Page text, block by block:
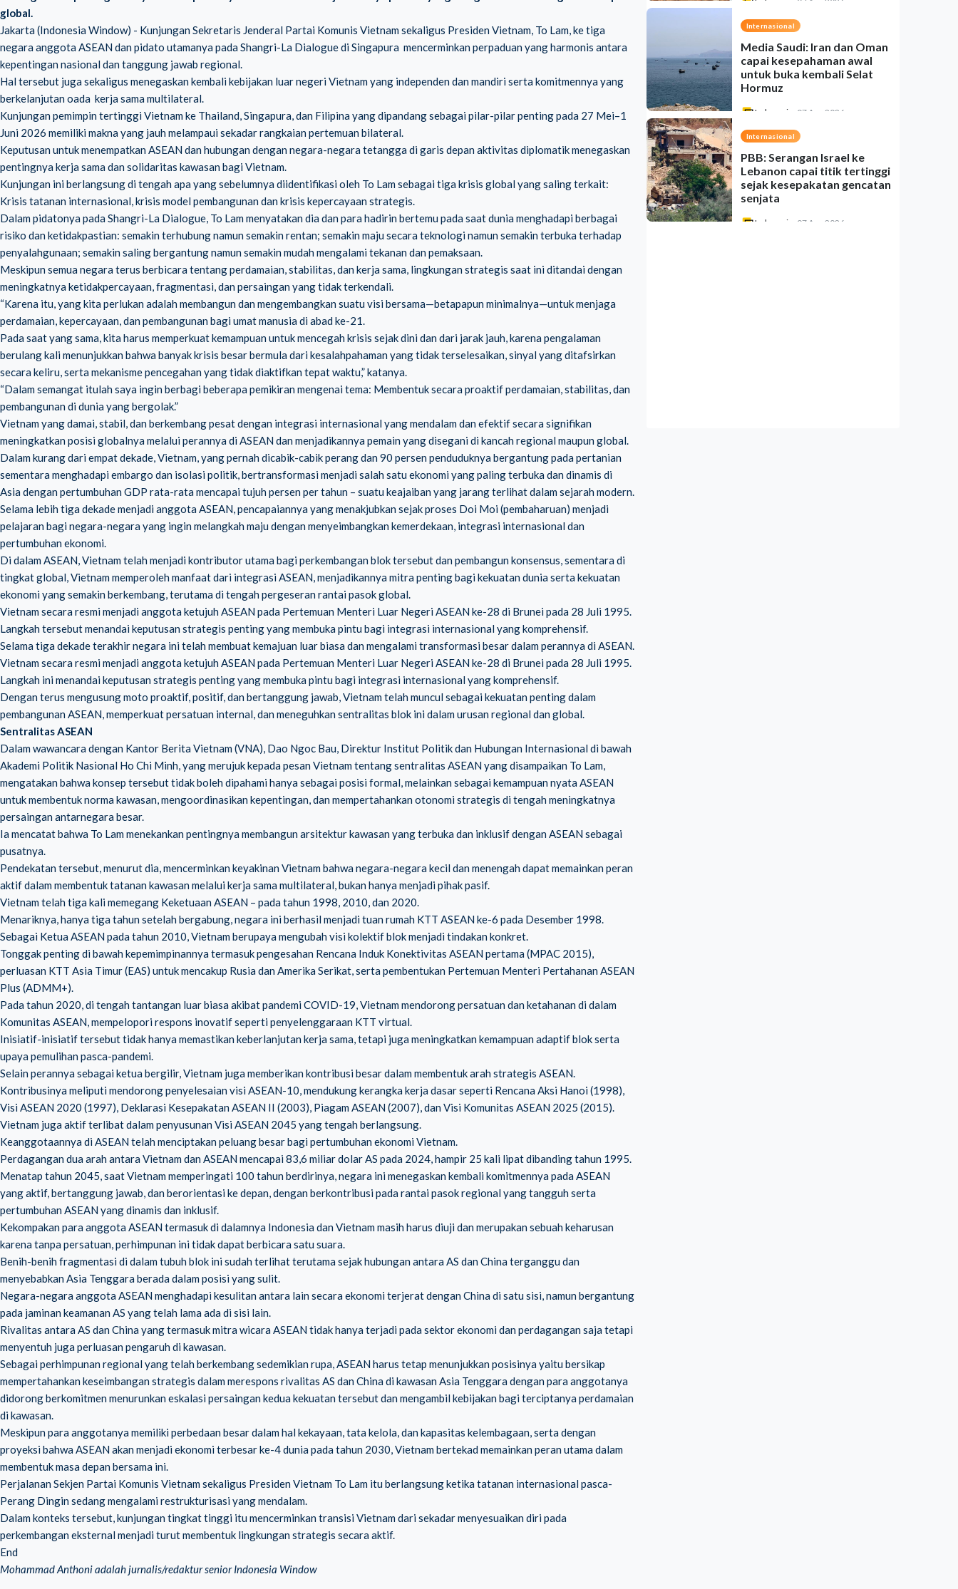
global.
Jakarta (Indonesia Window) - Kunjungan Sekretaris Jenderal Partai Komunis Vietnam sekaligus Presiden Vietnam, To Lam, ke tiga
negara anggota ASEAN dan pidato utamanya pada Shangri-La Dialogue di Singapura mencerminkan perpaduan yang harmonis antara
kepentingan nasional dan tanggung jawab regional.
Hal tersebut juga sekaligus menegaskan kembali kebijakan luar negeri Vietnam yang independen dan mandiri serta komitmennya yang
berkelanjutan oada kerja sama multilateral.
Kunjungan pemimpin tertinggi Vietnam ke Thailand, Singapura, dan Filipina yang dipandang sebagai pilar-pilar penting pada 27 Mei–1
Juni 2026 memiliki makna yang jauh melampaui sekadar rangkaian pertemuan bilateral.
Keputusan untuk menempatkan ASEAN dan hubungan dengan negara-negara tetangga di garis depan aktivitas diplomatik menegaskan
pentingnya kerja sama dan solidaritas kawasan bagi Vietnam.
Kunjungan ini berlangsung di tengah apa yang sebelumnya diidentifikasi oleh To Lam sebagai tiga krisis global yang saling terkait:
Krisis tatanan internasional, krisis model pembangunan dan krisis kepercayaan strategis.
Dalam pidatonya pada Shangri-La Dialogue, To Lam menyatakan dia dan para hadirin bertemu pada saat dunia menghadapi berbagai
risiko dan ketidakpastian: semakin terhubung namun semakin rentan; semakin maju secara teknologi namun semakin terbuka terhadap
penyalahgunaan; semakin saling bergantung namun semakin mudah mengalami tekanan dan pemaksaan.
Meskipun semua negara terus berbicara tentang perdamaian, stabilitas, dan kerja sama, lingkungan strategis saat ini ditandai dengan
meningkatnya ketidakpercayaan, fragmentasi, dan persaingan yang tidak terkendali.
“Karena itu, yang kita perlukan adalah membangun dan mengembangkan suatu visi bersama—betapapun minimalnya—untuk menjaga
perdamaian, kepercayaan, dan pembangunan bagi umat manusia di abad ke-21.
Pada saat yang sama, kita harus memperkuat kemampuan untuk mencegah krisis sejak dini dan dari jarak jauh, karena pengalaman
berulang kali menunjukkan bahwa banyak krisis besar bermula dari kesalahpahaman yang tidak terselesaikan, sinyal yang ditafsirkan
secara keliru, serta mekanisme pencegahan yang tidak diaktifkan tepat waktu,” katanya.
“Dalam semangat itulah saya ingin berbagi beberapa pemikiran mengenai tema: Membentuk secara proaktif perdamaian, stabilitas, dan
pembangunan di dunia yang bergolak.”
Vietnam yang damai, stabil, dan berkembang pesat dengan integrasi internasional yang mendalam dan efektif secara signifikan
meningkatkan posisi globalnya melalui perannya di ASEAN dan menjadikannya pemain yang disegani di kancah regional maupun global.
Dalam kurang dari empat dekade, Vietnam, yang pernah dicabik-cabik perang dan 90 persen penduduknya bergantung pada pertanian
sementara menghadapi embargo dan isolasi politik, bertransformasi menjadi salah satu ekonomi yang paling terbuka dan dinamis di
Asia dengan pertumbuhan GDP rata-rata mencapai tujuh persen per tahun – suatu keajaiban yang jarang terlihat dalam sejarah modern.
Selama lebih tiga dekade menjadi anggota ASEAN, pencapaiannya yang menakjubkan sejak proses Doi Moi (pembaharuan) menjadi
pelajaran bagi negara-negara yang ingin melangkah maju dengan menyeimbangkan kemerdekaan, integrasi internasional dan
pertumbuhan ekonomi.
Di dalam ASEAN, Vietnam telah menjadi kontributor utama bagi perkembangan blok tersebut dan pembangun konsensus, sementara di
tingkat global, Vietnam memperoleh manfaat dari integrasi ASEAN, menjadikannya mitra penting bagi kekuatan dunia serta kekuatan
ekonomi yang semakin berkembang, terutama di tengah pergeseran rantai pasok global.
Vietnam secara resmi menjadi anggota ketujuh ASEAN pada Pertemuan Menteri Luar Negeri ASEAN ke-28 di Brunei pada 28 Juli 1995.
Langkah tersebut menandai keputusan strategis penting yang membuka pintu bagi integrasi internasional yang komprehensif.
Selama tiga dekade terakhir negara ini telah membuat kemajuan luar biasa dan mengalami transformasi besar dalam perannya di ASEAN.
Vietnam secara resmi menjadi anggota ketujuh ASEAN pada Pertemuan Menteri Luar Negeri ASEAN ke-28 di Brunei pada 28 Juli 1995.
Langkah ini menandai keputusan strategis penting yang membuka pintu bagi integrasi internasional yang komprehensif.
Dengan terus mengusung moto proaktif, positif, dan bertanggung jawab, Vietnam telah muncul sebagai kekuatan penting dalam
pembangunan ASEAN, memperkuat persatuan internal, dan meneguhkan sentralitas blok ini dalam urusan regional dan global.
Sentralitas ASEAN
Dalam wawancara dengan Kantor Berita Vietnam (VNA), Dao Ngoc Bau, Direktur Institut Politik dan Hubungan Internasional di bawah
Akademi Politik Nasional Ho Chi Minh, yang merujuk kepada pesan Vietnam tentang sentralitas ASEAN yang disampaikan To Lam,
mengatakan bahwa konsep tersebut tidak boleh dipahami hanya sebagai posisi formal, melainkan sebagai kemampuan nyata ASEAN
untuk membentuk norma kawasan, mengoordinasikan kepentingan, dan mempertahankan otonomi strategis di tengah meningkatnya
persaingan antarnegara besar.
Ia mencatat bahwa To Lam menekankan pentingnya membangun arsitektur kawasan yang terbuka dan inklusif dengan ASEAN sebagai
pusatnya.
Pendekatan tersebut, menurut dia, mencerminkan keyakinan Vietnam bahwa negara-negara kecil dan menengah dapat memainkan peran
aktif dalam membentuk tatanan kawasan melalui kerja sama multilateral, bukan hanya menjadi pihak pasif.
Vietnam telah tiga kali memegang Keketuaan ASEAN – pada tahun 1998, 2010, dan 2020.
Menariknya, hanya tiga tahun setelah bergabung, negara ini berhasil menjadi tuan rumah KTT ASEAN ke-6 pada Desember 1998.
Sebagai Ketua ASEAN pada tahun 2010, Vietnam berupaya mengubah visi kolektif blok menjadi tindakan konkret.
Tonggak penting di bawah kepemimpinannya termasuk pengesahan Rencana Induk Konektivitas ASEAN pertama (MPAC 2015),
perluasan KTT Asia Timur (EAS) untuk mencakup Rusia dan Amerika Serikat, serta pembentukan Pertemuan Menteri Pertahanan ASEAN
Plus (ADMM+).
Pada tahun 2020, di tengah tantangan luar biasa akibat pandemi COVID-19, Vietnam mendorong persatuan dan ketahanan di dalam
Komunitas ASEAN, mempelopori respons inovatif seperti penyelenggaraan KTT virtual.
Inisiatif-inisiatif tersebut tidak hanya memastikan keberlanjutan kerja sama, tetapi juga meningkatkan kemampuan adaptif blok serta
upaya pemulihan pasca-pandemi.
Selain perannya sebagai ketua bergilir, Vietnam juga memberikan kontribusi besar dalam membentuk arah strategis ASEAN.
Kontribusinya meliputi mendorong penyelesaian visi ASEAN-10, mendukung kerangka kerja dasar seperti Rencana Aksi Hanoi (1998),
Visi ASEAN 2020 (1997), Deklarasi Kesepakatan ASEAN II (2003), Piagam ASEAN (2007), dan Visi Komunitas ASEAN 2025 (2015).
Vietnam juga aktif terlibat dalam penyusunan Visi ASEAN 2045 yang tengah berlangsung.
Keanggotaannya di ASEAN telah menciptakan peluang besar bagi pertumbuhan ekonomi Vietnam.
Perdagangan dua arah antara Vietnam dan ASEAN mencapai 83,6 miliar dolar AS pada 2024, hampir 25 kali lipat dibanding tahun 1995.
Menatap tahun 2045, saat Vietnam memperingati 100 tahun berdirinya, negara ini menegaskan kembali komitmennya pada ASEAN
yang aktif, bertanggung jawab, dan berorientasi ke depan, dengan berkontribusi pada rantai pasok regional yang tangguh serta
pertumbuhan ASEAN yang dinamis dan inklusif.
Kekompakan para anggota ASEAN termasuk di dalamnya Indonesia dan Vietnam masih harus diuji dan merupakan sebuah keharusan
karena tanpa persatuan, perhimpunan ini tidak dapat berbicara satu suara.
Benih-benih fragmentasi di dalam tubuh blok ini sudah terlihat terutama sejak hubungan antara AS dan China terganggu dan
menyebabkan Asia Tenggara berada dalam posisi yang sulit.
Negara-negara anggota ASEAN menghadapi kesulitan antara lain secara ekonomi terjerat dengan China di satu sisi, namun bergantung
pada jaminan keamanan AS yang telah lama ada di sisi lain.
Rivalitas antara AS dan China yang termasuk mitra wicara ASEAN tidak hanya terjadi pada sektor ekonomi dan perdagangan saja tetapi
menyentuh juga perluasan pengaruh di kawasan.
Sebagai perhimpunan regional yang telah berkembang sedemikian rupa, ASEAN harus tetap menunjukkan posisinya yaitu bersikap
mempertahankan keseimbangan strategis dalam merespons rivalitas AS dan China di kawasan Asia Tenggara dengan para anggotanya
didorong berkomitmen menurunkan eskalasi persaingan kedua kekuatan tersebut dan mengambil kebijakan bagi terciptanya perdamaian
di kawasan.
Meskipun para anggotanya memiliki perbedaan besar dalam hal kekayaan, tata kelola, dan kapasitas kelembagaan, serta dengan
proyeksi bahwa ASEAN akan menjadi ekonomi terbesar ke-4 dunia pada tahun 2030, Vietnam bertekad memainkan peran utama dalam
membentuk masa depan bersama ini.
Perjalanan Sekjen Partai Komunis Vietnam sekaligus Presiden Vietnam To Lam itu berlangsung ketika tatanan internasional pasca-
Perang Dingin sedang mengalami restrukturisasi yang mendalam.
Dalam konteks tersebut, kunjungan tingkat tinggi itu mencerminkan transisi Vietnam dari sekadar menyesuaikan diri pada
perkembangan eksternal menjadi turut membentuk lingkungan strategis secara aktif.
End
Mohammad Anthoni adalah jurnalis/redaktur senior Indonesia Window
Internasional
Media Saudi: Iran dan Oman
capai kesepahaman awal
untuk buka kembali Selat
Hormuz
Indonesia 07 Aug 2026
Internasional
PBB: Serangan Israel ke
Lebanon capai titik tertinggi
sejak kesepakatan gencatan
senjata
Indonesia 07 Aug 2026